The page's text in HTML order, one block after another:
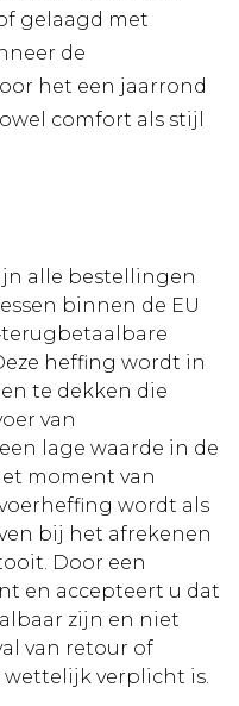
gelaagd met
de
het een jaarrond
comfort als stijl
alle bestellingen
binnen de EU
heffing wordt in
te dekken die
van
lage waarde in de
moment van
wordt als
bij het afrekenen
Door een
en accepteert u dat
zijn en niet
van retour of
verplicht is.